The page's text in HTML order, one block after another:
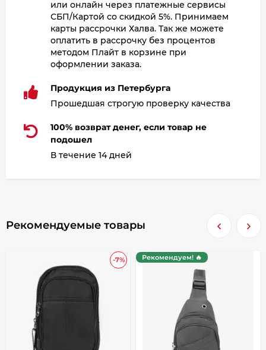
или онлайн через платежные сервисы
СБП/Картой со скидкой 5%. Принимаем
карты рассрочки Халва. Так же можете
оплатить в рассрочку без процентов
методом Плайт в корзине при
оформлении заказа.
Продукция из Петербурга
Прошедшая строгую проверку качества
100% возврат денег, если товар не
подошел
В течение 14 дней
Рекомендуемые товары
-7% Рекомендуем! 🔥